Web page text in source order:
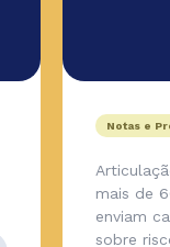
Notas e
mais de
enviam
sobre